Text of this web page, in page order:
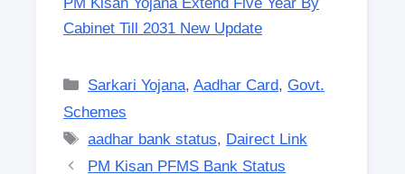
Cabinet Till 2031 New Update
Categories
Sarkari Yojana,Aadhar Card, Govt.
Schemes
Tags
aadhar bank status, Dairect Link
PM Kisan PFMS Bank Status